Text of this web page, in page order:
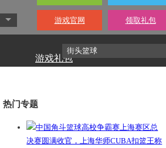
游戏官网 领取礼包
游戏礼包
热门专题